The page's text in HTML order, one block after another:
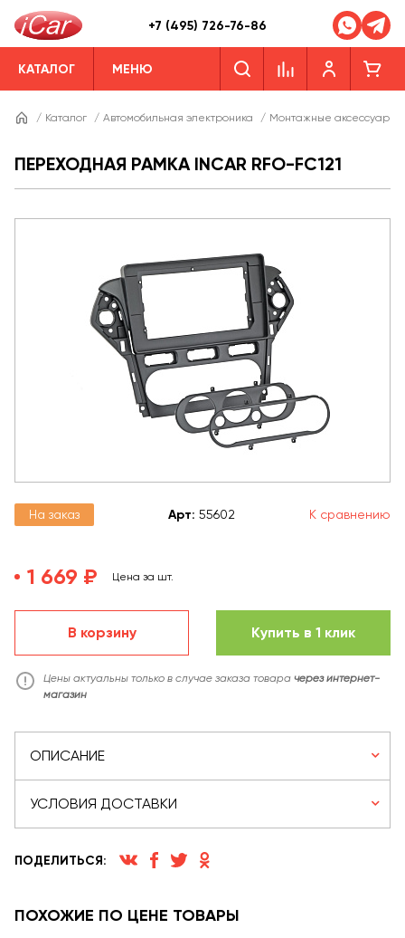
+7 (495) 726-76-86
КАТАЛОГ МЕНЮ
/ Каталог / Автомобильная электроника / Монтажные аксессуары
ПЕРЕХОДНАЯ РАМКА INCAR RFO-FC121
На заказ Арт: 55602 К сравнению
1 669 ₽ Цена за шт.
В корзину Купить в 1 клик
Цены актуальны только в случае заказа товара через интернет-
магазин
ОПИСАНИЕ
УСЛОВИЯ ДОСТАВКИ
ПОДЕЛИТЬСЯ:
ПОХОЖИЕ ПО ЦЕНЕ ТОВАРЫ